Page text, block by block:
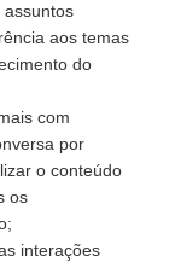
assuntos
aos temas
do
com
por
o conteúdo
os
interações